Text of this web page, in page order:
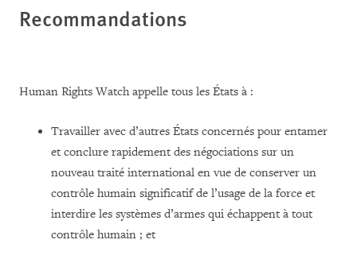
Recommandations
Human Rights Watch appelle tous les États à :
Travailler avec d’autres États concernés pour entamer
et conclure rapidement des négociations sur un
nouveau traité international en vue de conserver un
contrôle humain significatif de l’usage de la force et
interdire les systèmes d’armes qui échappent à tout
contrôle humain ; et